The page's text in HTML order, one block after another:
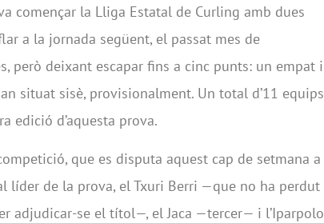
començar la Lliga Estatal de Curling amb dues
a la jornada següent, el passat mes de
però deixant escapar fins a cinc punts: un empat i
situat sisè, provisionalment. Un total d’11 equips
edició d’aquesta prova.
que es disputa aquest cap de setmana a
al líder de la prova, el Txuri Berri —que no ha perdut
adjudicar-se el títol—, el Jaca —tercer— i l’Iparpolo